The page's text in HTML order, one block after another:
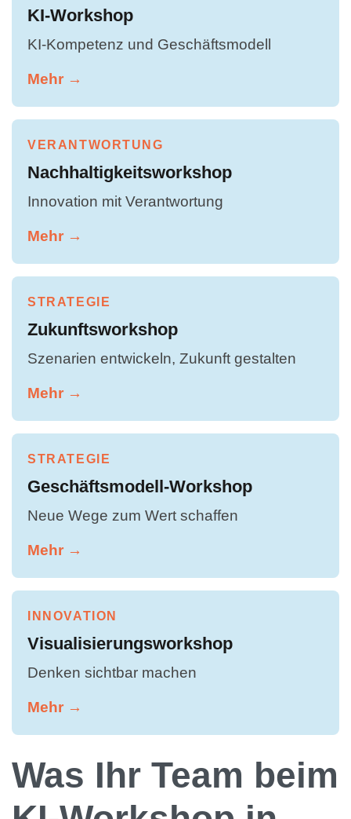
KI-Workshop
KI-Kompetenz und Geschäftsmodell
Mehr →
VERANTWORTUNG
Nachhaltigkeitsworkshop
Innovation mit Verantwortung
Mehr →
STRATEGIE
Zukunftsworkshop
Szenarien entwickeln, Zukunft gestalten
Mehr →
STRATEGIE
Geschäftsmodell-Workshop
Neue Wege zum Wert schaffen
Mehr →
INNOVATION
Visualisierungsworkshop
Denken sichtbar machen
Mehr →
Was Ihr Team beim